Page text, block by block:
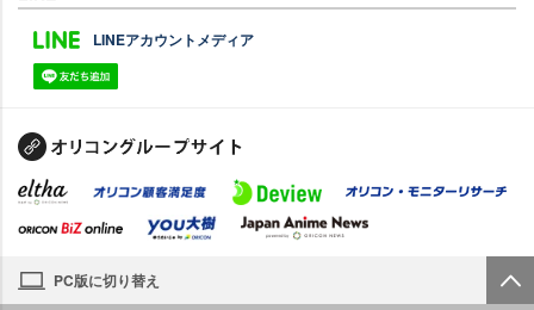
LINEアカウントメディア
PC版に切り替え